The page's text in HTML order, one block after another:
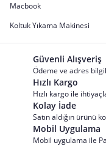
Macbook
Koltuk Yıkama Makinesi
Güvenli Alışveriş
Ödeme ve adres
Hızlı Kargo
Hızlı kargo ile
Kolay İade
Satın aldığın ürünü
Mobil Uygulama
Mobil uygulama ile